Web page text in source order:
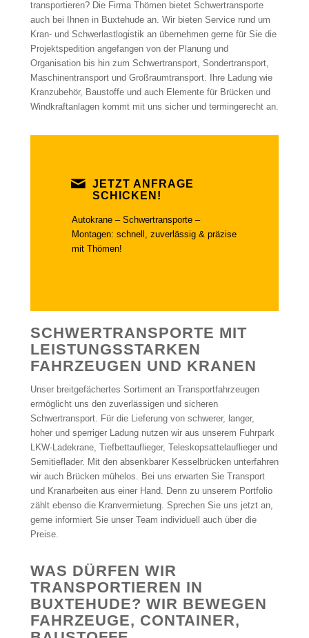
transportieren? Die Firma Thömen bietet Schwertransporte
auch bei Ihnen in Buxtehude an. Wir bieten Service rund um
Kran- und Schwerlastlogistik an übernehmen gerne für Sie die
Projektspedition angefangen von der Planung und
Organisation bis hin zum Schwertransport, Sondertransport,
Maschinentransport und Großraumtransport. Ihre Ladung wie
Kranzubehör, Baustoffe und auch Elemente für Brücken und
Windkraftanlagen kommt mit uns sicher und termingerecht an.
JETZT ANFRAGE
SCHICKEN!
Autokrane – Schwertransporte –
Montagen: schnell, zuverlässig & präzise
mit Thömen!
SCHWERTRANSPORTE MIT
LEISTUNGSSTARKEN
FAHRZEUGEN UND KRANEN
Unser breitgefächertes Sortiment an Transportfahrzeugen
ermöglicht uns den zuverlässigen und sicheren
Schwertransport. Für die Lieferung von schwerer, langer,
hoher und sperriger Ladung nutzen wir aus unserem Fuhrpark
LKW-Ladekrane, Tiefbettauflieger, Teleskopsattelauflieger und
Semitieflader. Mit den absenkbarer Kesselbrücken unterfahren
wir auch Brücken mühelos. Bei uns erwarten Sie Transport
und Kranarbeiten aus einer Hand. Denn zu unserem Portfolio
zählt ebenso die Kranvermietung. Sprechen Sie uns jetzt an,
gerne informiert Sie unser Team individuell auch über die
Preise.
WAS DÜRFEN WIR
TRANSPORTIEREN IN
BUXTEHUDE? WIR BEWEGEN
FAHRZEUGE, CONTAINER,